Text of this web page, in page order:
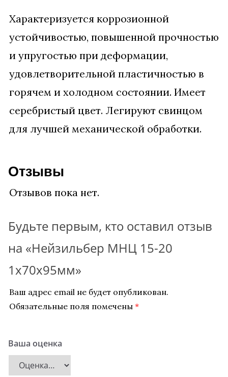
Характеризуется коррозионной
устойчивостью, повышенной прочностью
и упругостью при деформации,
удовлетворительной пластичностью в
горячем и холодном состоянии. Имеет
серебристый цвет. Легируют свинцом
для лучшей механической обработки.
Отзывы
Отзывов пока нет.
Будьте первым, кто оставил отзыв
на «Нейзильбер МНЦ 15-20
1х70х95мм»
Ваш адрес email не будет опубликован.
Обязательные поля помечены *
Ваша оценка